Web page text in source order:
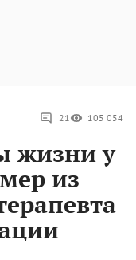
21 105 054
жизни у
из